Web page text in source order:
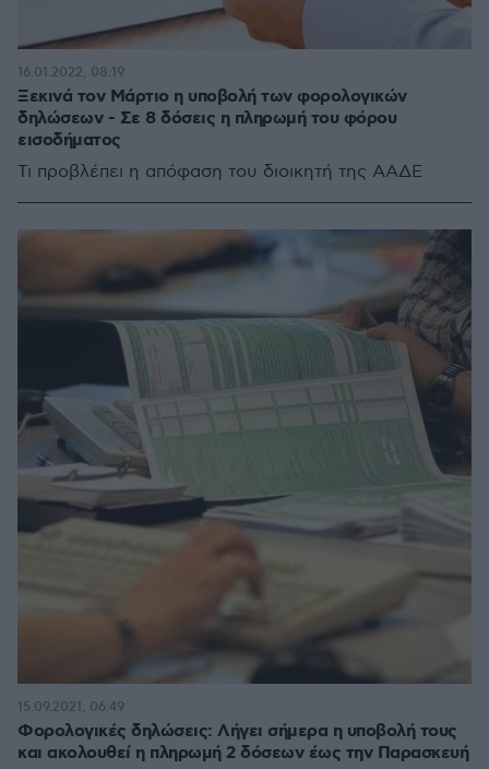
Ξεκινά τον Μάρτιο η υποβολή των φορολογικών
δηλώσεων - Σε 8 δόσεις η πληρωμή του φόρου
εισοδήματος
Τι προβλέπει η απόφαση του διοικητή της ΑΑΔΕ
16.01.2022, 08:19
Φορολογικές δηλώσεις: Λήγει σήμερα η υποβολή τους
και ακολουθεί η πληρωμή 2 δόσεων έως την Παρασκευή
15.09.2021, 06:49